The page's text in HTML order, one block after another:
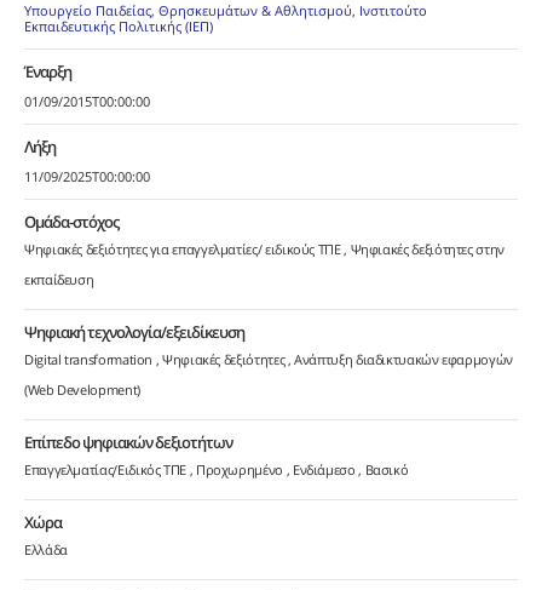
Υπουργείο Παιδείας, Θρησκευμάτων & Αθλητισμού, Ινστιτούτο
Εκπαιδευτικής Πολιτικής (ΙΕΠ)
Έναρξη
01/09/2015T00:00:00
Λήξη
11/09/2025T00:00:00
Ομάδα-στόχος
Ψηφιακές δεξιότητες για επαγγελματίες/ ειδικούς ΤΠΕ Ψηφιακές δεξιότητες στην
εκπαίδευση
Ψηφιακή τεχνολογία/εξειδίκευση
Digital transformation Ψηφιακές δεξιότητες Ανάπτυξη διαδικτυακών εφαρμογών
(Web Development)
Επίπεδο ψηφιακών δεξιοτήτων
Επαγγελματίας/Ειδικός ΤΠΕ Προχωρημένο Ενδιάμεσο Βασικό
Χώρα
Ελλάδα